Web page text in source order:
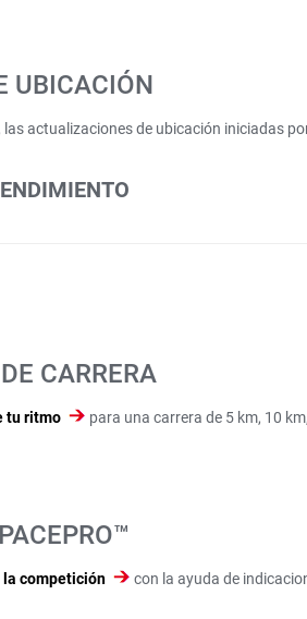
UBICACIÓN
las actualizaciones de ubicación iniciadas
CARRERA
tu ritmo para una carrera de 5 km, 10
competición con la ayuda de